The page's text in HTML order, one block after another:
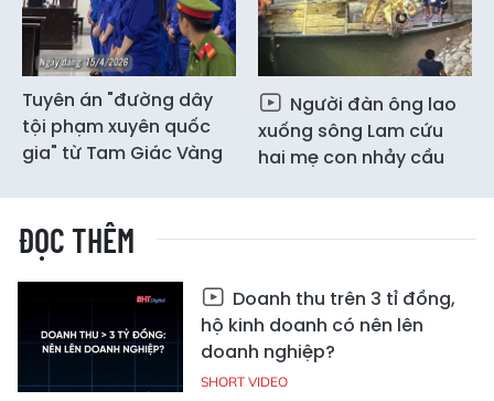
Tuyên án "đường dây
tội phạm xuyên quốc
gia" từ Tam Giác Vàng
Người đàn ông lao
xuống sông Lam cứu
hai mẹ con nhảy cầu
ĐỌC THÊM
Doanh thu trên 3 tỉ đồng,
hộ kinh doanh có nên lên
doanh nghiệp?
SHORT VIDEO